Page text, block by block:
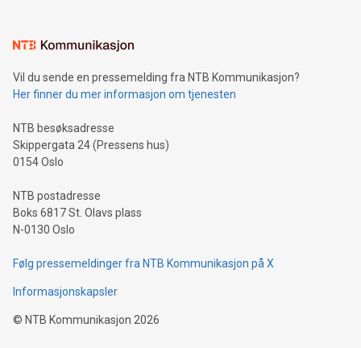
Vil du sende en pressemelding fra NTB Kommunikasjon?
Her finner du mer informasjon om tjenesten
NTB besøksadresse
Skippergata 24 (Pressens hus)
0154 Oslo
NTB postadresse
Boks 6817 St. Olavs plass
N-0130 Oslo
Følg pressemeldinger fra NTB Kommunikasjon på X
Informasjonskapsler
© NTB Kommunikasjon 2026